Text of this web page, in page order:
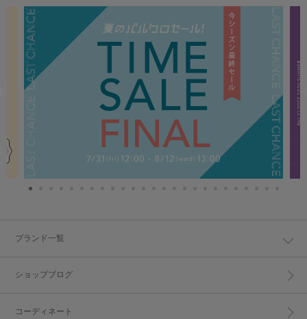
ブランド一覧
ショップブログ
コーディネート